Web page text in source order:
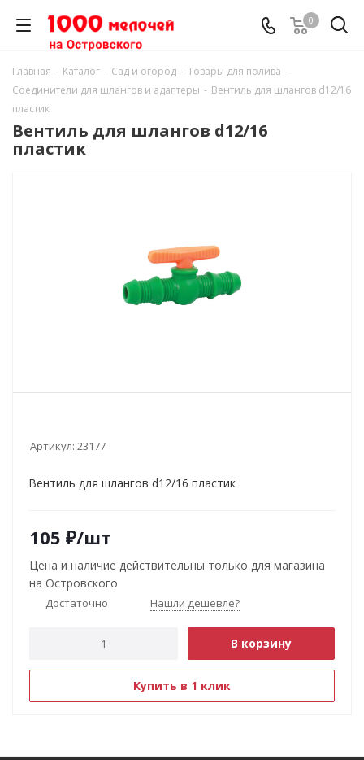
0
Главная - Каталог - Сад и огород - Товары для полива -
Соединители для шлангов и адаптеры - Вентиль для шлангов d12/16
пластик
Вентиль для шлангов d12/16
пластик
Артикул: 23177
Вентиль для шлангов d12/16 пластик
105 ₽/шт
Цена и наличие действительны только для магазина
на Островского
Достаточно Нашли дешевле?
В корзину
Купить в 1 клик